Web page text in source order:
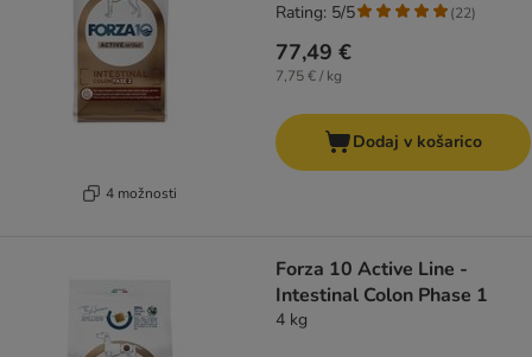
4 možnosti
77,49 €
7,75 € / kg
Rating: 5/5 (22)
Dodaj v košarico
Forza 10 Active Line -
Intestinal Colon Phase 1
4 kg